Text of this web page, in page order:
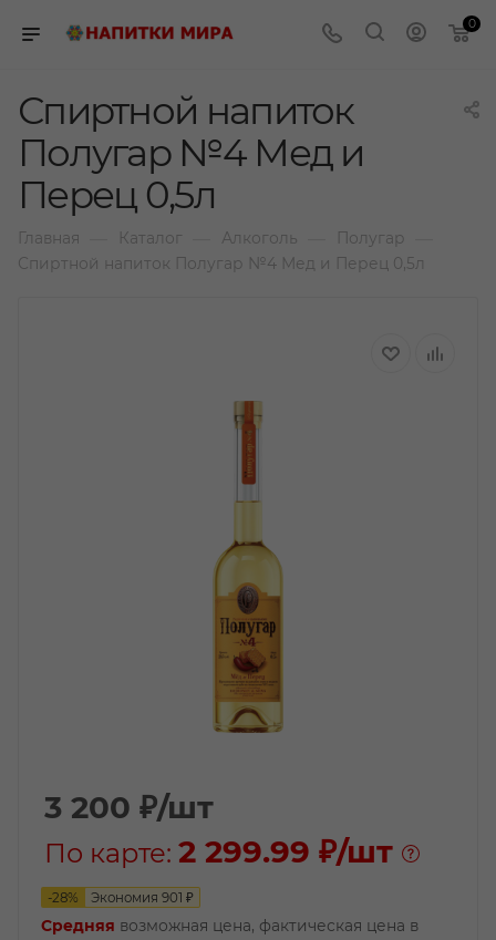
0
Спиртной напиток
Полугар №4 Мед и
Перец 0,5л
Главная Каталог Алкоголь Полугар
Спиртной напиток Полугар №4 Мед и Перец 0,5л
3 200 ₽/шт
По карте: 2 299.99 ₽/шт
-28% Экономия 901 ₽
Средняя возможная цена, фактическая цена в